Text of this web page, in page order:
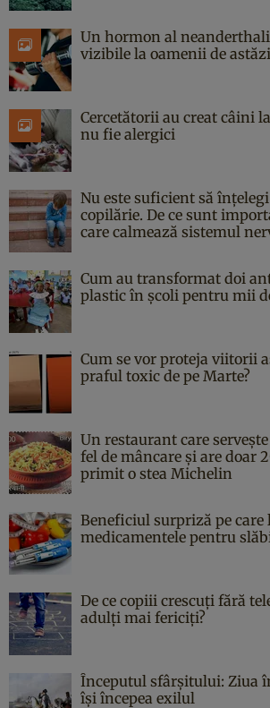
Un hormon al
vizibile la oamenii de astăzi
Cercetătorii au creat câini
nu fie alergici
Nu este suficient să
copilărie. De ce sunt
care calmează sistemul
Cum au transformat doi
plastic în școli pentru mii
Cum se vor proteja viitorii
praful toxic de pe Marte?
Un restaurant care
fel de mâncare și are doar
primit o stea Michelin
Beneficiul surpriză pe care
medicamentele pentru
De ce copiii crescuți fără
adulți mai fericiți?
Începutul sfârşitului: Ziua
îşi începea exilul